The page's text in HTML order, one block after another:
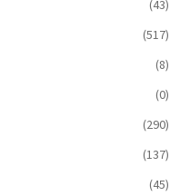
(43)
(517)
(8)
(0)
(290)
(137)
(45)